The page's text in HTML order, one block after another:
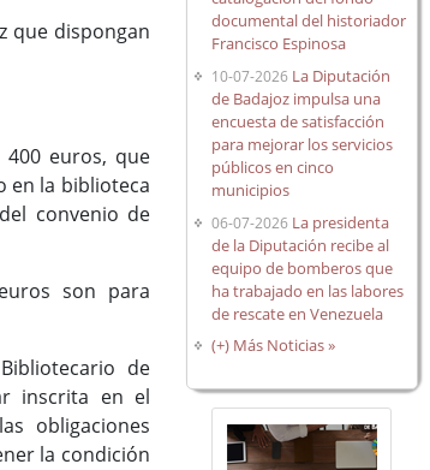
que dispongan
euros, que
en la biblioteca
convenio de
son para
de
inscrita en el
obligaciones
la condición
documental del historiador
Francisco Espinosa
10-07-2026 La Diputación
de Badajoz impulsa una
encuesta de satisfacción
para mejorar los servicios
públicos en cinco
municipios
06-07-2026 La presidenta
de la Diputación recibe al
equipo de bomberos que
ha trabajado en las labores
de rescate en Venezuela
(+) Más Noticias »